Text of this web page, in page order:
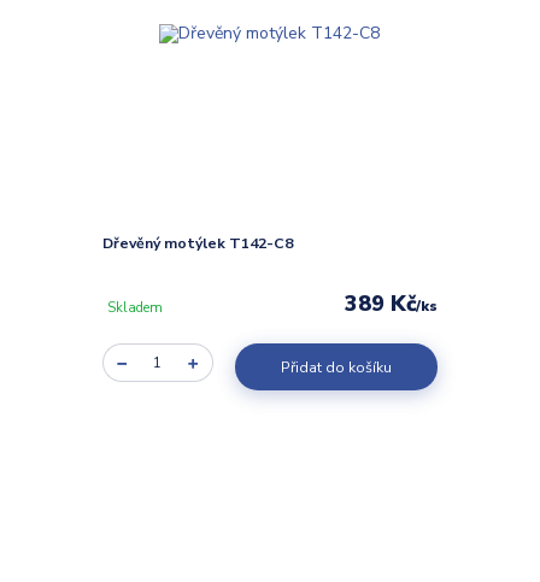
Dřevěný motýlek T142-C8
389 Kč/ks
Skladem
Přidat do košíku